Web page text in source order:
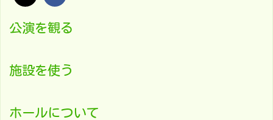
公演を観る
施設を使う
ホールについて